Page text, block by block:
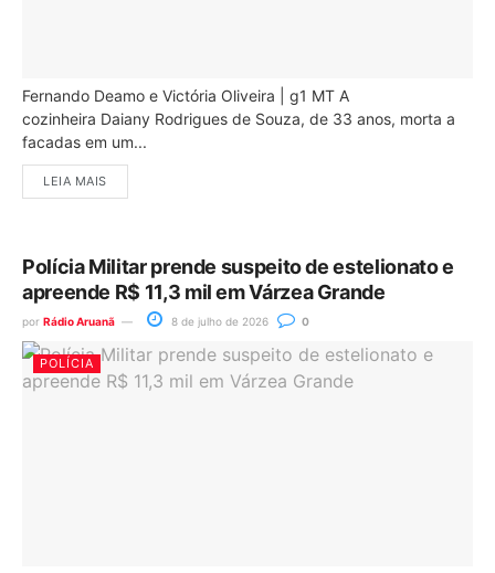
Fernando Deamo e Victória Oliveira | g1 MT A
cozinheira Daiany Rodrigues de Souza, de 33 anos, morta a
facadas em um...
LEIA MAIS
Polícia Militar prende suspeito de estelionato e
apreende R$ 11,3 mil em Várzea Grande
por Rádio Aruanã 8 de julho de 2026 0
POLÍCIA